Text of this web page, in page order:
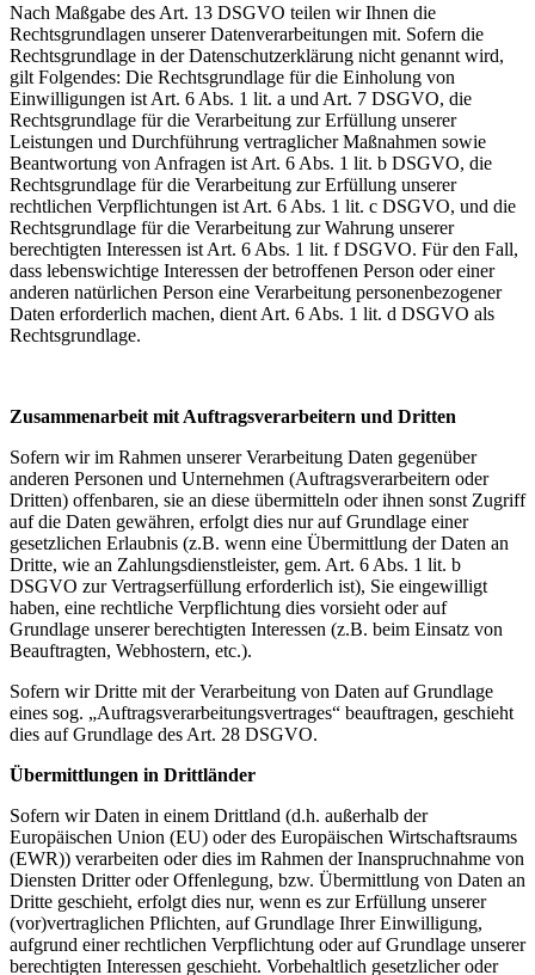
Nach Maßgabe des Art. 13 DSGVO teilen wir Ihnen die
Rechtsgrundlagen unserer Datenverarbeitungen mit. Sofern die
Rechtsgrundlage in der Datenschutzerklärung nicht genannt wird,
gilt Folgendes: Die Rechtsgrundlage für die Einholung von
Einwilligungen ist Art. 6 Abs. 1 lit. a und Art. 7 DSGVO, die
Rechtsgrundlage für die Verarbeitung zur Erfüllung unserer
Leistungen und Durchführung vertraglicher Maßnahmen sowie
Beantwortung von Anfragen ist Art. 6 Abs. 1 lit. b DSGVO, die
Rechtsgrundlage für die Verarbeitung zur Erfüllung unserer
rechtlichen Verpflichtungen ist Art. 6 Abs. 1 lit. c DSGVO, und die
Rechtsgrundlage für die Verarbeitung zur Wahrung unserer
berechtigten Interessen ist Art. 6 Abs. 1 lit. f DSGVO. Für den Fall,
dass lebenswichtige Interessen der betroffenen Person oder einer
anderen natürlichen Person eine Verarbeitung personenbezogener
Daten erforderlich machen, dient Art. 6 Abs. 1 lit. d DSGVO als
Rechtsgrundlage.
Zusammenarbeit mit Auftragsverarbeitern und Dritten
Sofern wir im Rahmen unserer Verarbeitung Daten gegenüber
anderen Personen und Unternehmen (Auftragsverarbeitern oder
Dritten) offenbaren, sie an diese übermitteln oder ihnen sonst Zugriff
auf die Daten gewähren, erfolgt dies nur auf Grundlage einer
gesetzlichen Erlaubnis (z.B. wenn eine Übermittlung der Daten an
Dritte, wie an Zahlungsdienstleister, gem. Art. 6 Abs. 1 lit. b
DSGVO zur Vertragserfüllung erforderlich ist), Sie eingewilligt
haben, eine rechtliche Verpflichtung dies vorsieht oder auf
Grundlage unserer berechtigten Interessen (z.B. beim Einsatz von
Beauftragten, Webhostern, etc.).
Sofern wir Dritte mit der Verarbeitung von Daten auf Grundlage
eines sog. „Auftragsverarbeitungsvertrages“ beauftragen, geschieht
dies auf Grundlage des Art. 28 DSGVO.
Übermittlungen in Drittländer
Sofern wir Daten in einem Drittland (d.h. außerhalb der
Europäischen Union (EU) oder des Europäischen Wirtschaftsraums
(EWR)) verarbeiten oder dies im Rahmen der Inanspruchnahme von
Diensten Dritter oder Offenlegung, bzw. Übermittlung von Daten an
Dritte geschieht, erfolgt dies nur, wenn es zur Erfüllung unserer
(vor)vertraglichen Pflichten, auf Grundlage Ihrer Einwilligung,
aufgrund einer rechtlichen Verpflichtung oder auf Grundlage unserer
berechtigten Interessen geschieht. Vorbehaltlich gesetzlicher oder